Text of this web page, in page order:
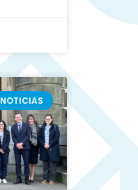
NOTICIAS